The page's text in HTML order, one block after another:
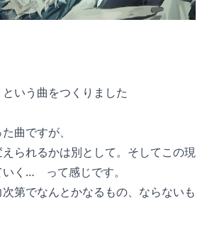
という曲をつくりました
曲ですが、
られるかは別として。そしてこの現
く… って感じです。
第でなんとかなるもの、ならないも